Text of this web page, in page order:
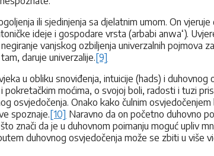
ili sjedinjenja sa djelatnim umom. On vjeruje
ideje i gospodare vrsta (arbabi anwa‘).
vanjskog ozbiljenja univerzalnih pojmova
daruje univerzalije.[9]
u obliku snoviđenja, intuicije (hads) i duhovnog
moćima, o svojoj boli, radosti i tuzi
osvjedočenja. Onako kako čulnim
spoznaje.[10] Naravno da on početno duhovno
znači da je u duhovnom poimanju moguć upliv
duhovnog osvjedočenja može se zbiti u više